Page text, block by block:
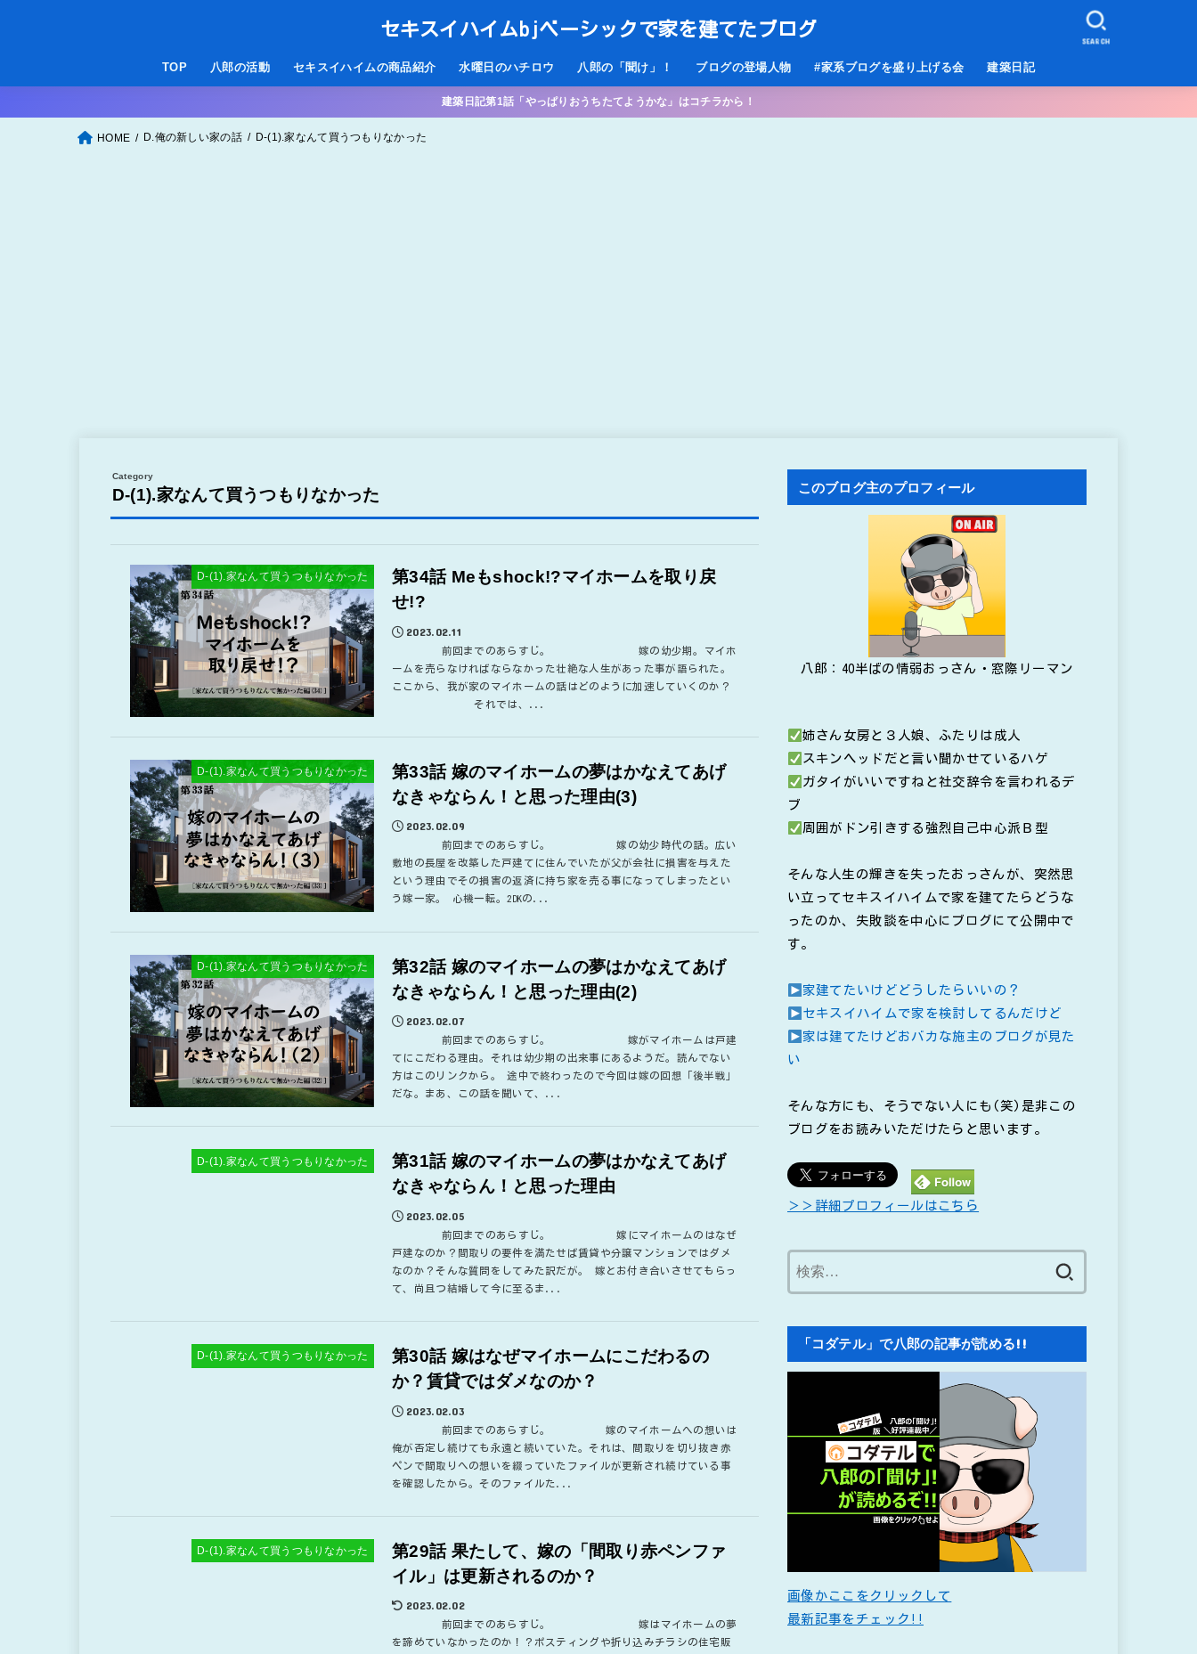
セキスイハイムbjベーシックで家を建てたブログ
TOP 八郎の活動 セキスイハイムの商品紹介 水曜日のハチロウ 八郎の「聞け」！ ブログの登場人物 #家系ブログを盛り上げる会 建築日記
SEARCH
建築日記第1話「やっぱりおうちたてようかな」はコチラから！
HOME D.俺の新しい家の話 D-(1).家なんて買うつもりなかった
D-(1).家なんて買うつもりなかった
D-(1).家なんて買うつもりなかった
第34話 Meもshock!?マイホームを取り戻
せ!?
2023.02.11
前回までのあらすじ。 嫁の幼少期。マイホ
ームを売らなければならなかった壮絶な人生があった事が語られた。
ここから、我が家のマイホームの話はどのように加速していくのか？
それでは、...
D-(1).家なんて買うつもりなかった
第33話 嫁のマイホームの夢はかなえてあげ
なきゃならん！と思った理由(3)
2023.02.09
前回までのあらすじ。 嫁の幼少時代の話。広い
敷地の長屋を改築した戸建てに住んでいたが父が会社に損害を与えた
という理由でその損害の返済に持ち家を売る事になってしまったとい
う嫁一家。 心機一転。2DKの...
D-(1).家なんて買うつもりなかった
第32話 嫁のマイホームの夢はかなえてあげ
なきゃならん！と思った理由(2)
2023.02.07
前回までのあらすじ。 嫁がマイホームは戸建
てにこだわる理由。それは幼少期の出来事にあるようだ。読んでない
方はこのリンクから。 途中で終わったので今回は嫁の回想「後半戦」
だな。まあ、この話を聞いて、...
D-(1).家なんて買うつもりなかった
第31話 嫁のマイホームの夢はかなえてあげ
なきゃならん！と思った理由
2023.02.05
前回までのあらすじ。 嫁にマイホームのはなぜ
戸建なのか？間取りの要件を満たせば賃貸や分譲マンションではダメ
なのか？そんな質問をしてみた訳だが。 嫁とお付き合いさせてもらっ
て、尚且つ結婚して今に至るま...
D-(1).家なんて買うつもりなかった
第30話 嫁はなぜマイホームにこだわるの
か？賃貸ではダメなのか？
2023.02.03
前回までのあらすじ。 嫁のマイホームへの想いは
俺が否定し続けても永遠と続いていた。それは、間取りを切り抜き赤
ペンで間取りへの想いを綴っていたファイルが更新され続けている事
を確認したから。そのファイルた...
D-(1).家なんて買うつもりなかった
第29話 果たして、嫁の「間取り赤ペンファ
イル」は更新されるのか？
2023.02.02
前回までのあらすじ。 嫁はマイホームの夢
を諦めていなかったのか！？ポスティングや折り込みチラシの住宅販
このブログ主のプロフィール
八郎：40半ばの情弱おっさん・窓際リーマン
姉さん女房と３人娘、ふたりは成人
スキンヘッドだと言い聞かせているハゲ
ガタイがいいですねと社交辞令を言われるデ
ブ
周囲がドン引きする強烈自己中心派Ｂ型
そんな人生の輝きを失ったおっさんが、突然思
い立ってセキスイハイムで家を建てたらどうな
ったのか、失敗談を中心にブログにて公開中で
す。
家建てたいけどどうしたらいいの？
セキスイハイムで家を検討してるんだけど
家は建てたけどおバカな施主のブログが見た
い
そんな方にも、そうでない人にも(笑)是非この
ブログをお読みいただけたらと思います。
＞＞詳細プロフィールはこちら
「コダテル」で八郎の記事が読める!!
画像かここをクリックして
最新記事をチェック!!